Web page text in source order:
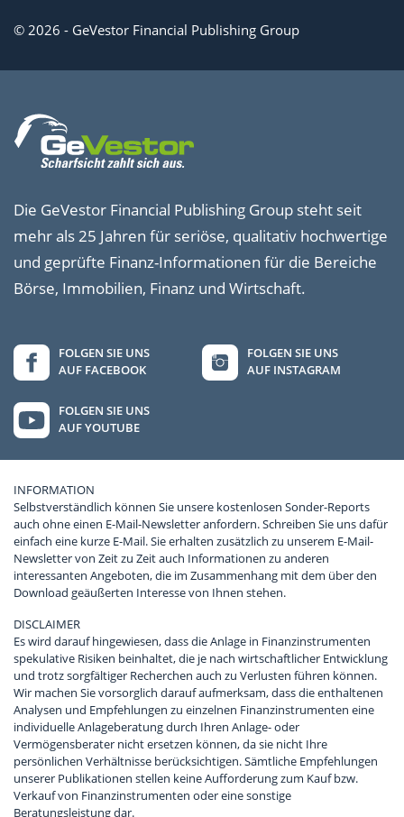
© 2026 - GeVestor Financial Publishing Group
Die GeVestor Financial Publishing Group steht seit
mehr als 25 Jahren für seriöse, qualitativ hochwertige
und geprüfte Finanz-Informationen für die Bereiche
Börse, Immobilien, Finanz und Wirtschaft.
FOLGEN SIE UNS
AUF FACEBOOK
FOLGEN SIE UNS
AUF INSTAGRAM
FOLGEN SIE UNS
AUF YOUTUBE
INFORMATION
Selbstverständlich können Sie unsere kostenlosen Sonder-Reports
auch ohne einen E-Mail-Newsletter anfordern. Schreiben Sie uns dafür
einfach eine kurze E-Mail. Sie erhalten zusätzlich zu unserem E-Mail-
Newsletter von Zeit zu Zeit auch Informationen zu anderen
interessanten Angeboten, die im Zusammenhang mit dem über den
Download geäußerten Interesse von Ihnen stehen.
DISCLAIMER
Es wird darauf hingewiesen, dass die Anlage in Finanzinstrumenten
spekulative Risiken beinhaltet, die je nach wirtschaftlicher Entwicklung
und trotz sorgfältiger Recherchen auch zu Verlusten führen können.
Wir machen Sie vorsorglich darauf aufmerksam, dass die enthaltenen
Analysen und Empfehlungen zu einzelnen Finanzinstrumenten eine
individuelle Anlageberatung durch Ihren Anlage- oder
Vermögensberater nicht ersetzen können, da sie nicht Ihre
persönlichen Verhältnisse berücksichtigen. Sämtliche Empfehlungen
unserer Publikationen stellen keine Aufforderung zum Kauf bzw.
Verkauf von Finanzinstrumenten oder eine sonstige
Beratungsleistung dar.